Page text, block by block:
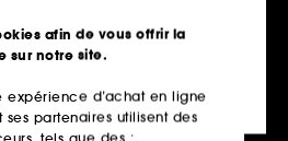
Crème Hydratante Parfumée Texture Gel Effet Nacré
GUERLAIN
Mitsouko
Eau de Toilette
afin de vous offrir la
sur notre site.
expérience d’achat en ligne
ses partenaires utilisent des
tels que des :